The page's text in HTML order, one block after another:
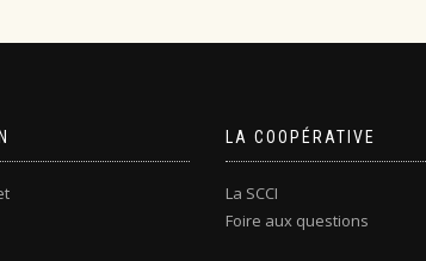
LA COOPÉRATIVE
La SCCI
Foire aux questions